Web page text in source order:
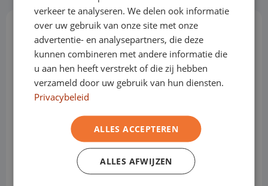
Opties & Toebehoren (63)
Adaptive cruise control
verkeer te analyseren. We delen ook informatie
over uw gebruik van onze site met onze
advertentie- en analysepartners, die deze
kunnen combineren met andere informatie die
u aan hen heeft verstrekt of die zij hebben
verzameld door uw gebruik van hun diensten.
Privacybeleid
ALLES ACCEPTEREN
ALLES AFWIJZEN